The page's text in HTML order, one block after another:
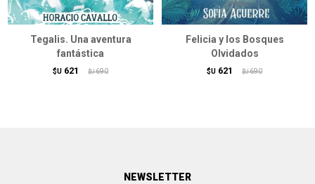
Tegalis. Una aventura
fantástica
$U 621 $U 690
Felicia y los Bosques
Olvidados
$U 621 $U 690
NEWSLETTER